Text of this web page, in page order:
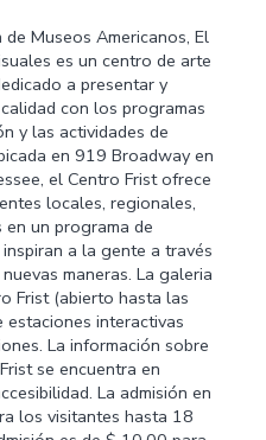
Museos Americanos, El
es un centro de arte
a presentar y
con los programas
y las actividades de
en 919 Broadway en
el Centro Frist ofrece
locales, regionales,
un programa de
a la gente a través
maneras. La galeria
Frist (abierto hasta las
interactivas
La información sobre
se encuentra en
La admisión en
los visitantes hasta 18